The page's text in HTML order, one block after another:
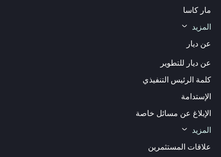
مار كاسا
المزيد
عن ديار
عن ديار للتطوير
كلمة الرئيس التنفيذي
الإستدامة
الإبلاغ عن مسائل خاصة
المزيد
علاقات المستثمرين